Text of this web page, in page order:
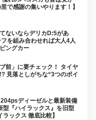
で感謝の集いやります！】
ないならデリカD:5があ
を組み合わせれば大人4人
ングカー
前」に要チェック！ タイヤ
見落としがちな“3つのポイ
ディーゼルと最新装備
型『ハイラックス』を旧型
ックス 徹底比較】